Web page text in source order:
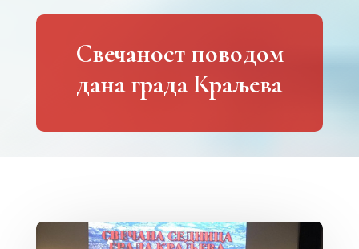
Свечаност поводом
дана града Краљева